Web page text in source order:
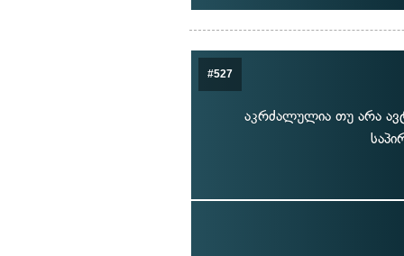
#527
აკრძალულია თუ არა